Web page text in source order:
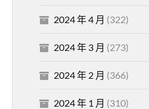
2024 年 4 月 (322)
2024 年 3 月 (273)
2024 年 2 月 (366)
2024 年 1 月 (310)